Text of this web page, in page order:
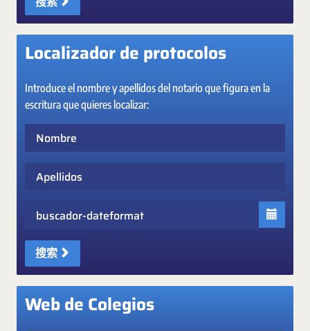
Localizador de protocolos
Introduce el nombre y apellidos del notario que figura en la
escritura que quieres localizar:
搜索
Web de Colegios